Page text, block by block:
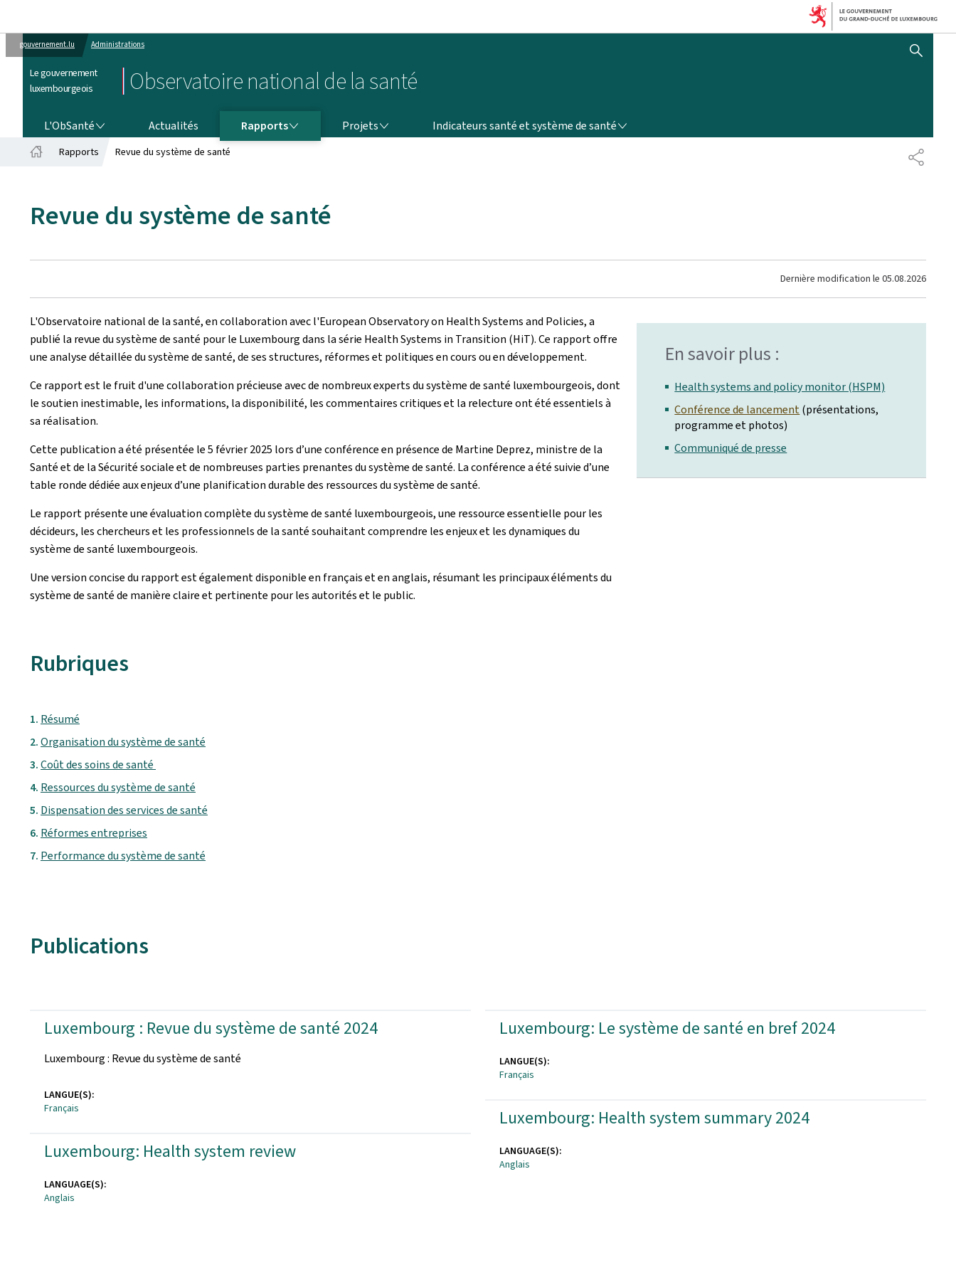
gouvernement.lu Administrations
Le gouvernement
luxembourgeois
Observatoire national de la santé
AFFICHER / MASQUER
L'ObSanté Actualités Rapports Projets Indicateurs santé et système de santé
Rapports Revue du système de santé
Revue du système de santé
Dernière modification le 05.08.2026
L'Observatoire national de la santé, en collaboration avec l'European Observatory on Health Systems and Policies, a
publié la revue du système de santé pour le Luxembourg dans la série Health Systems in Transition (HiT). Ce rapport offre
une analyse détaillée du système de santé, de ses structures, réformes et politiques en cours ou en développement.
Ce rapport est le fruit d'une collaboration précieuse avec de nombreux experts du système de santé luxembourgeois, dont
le soutien inestimable, les informations, la disponibilité, les commentaires critiques et la relecture ont été essentiels à
sa réalisation.
Cette publication a été présentée le 5 février 2025 lors d’une conférence en présence de Martine Deprez, ministre de la
Santé et de la Sécurité sociale et de nombreuses parties prenantes du système de santé. La conférence a été suivie d’une
table ronde dédiée aux enjeux d’une planification durable des ressources du système de santé.
Le rapport présente une évaluation complète du système de santé luxembourgeois, une ressource essentielle pour les
décideurs, les chercheurs et les professionnels de la santé souhaitant comprendre les enjeux et les dynamiques du
système de santé luxembourgeois.
Une version concise du rapport est également disponible en français et en anglais, résumant les principaux éléments du
système de santé de manière claire et pertinente pour les autorités et le public.
Rubriques
Résumé
Organisation du système de santé
Coût des soins de santé
Ressources du système de santé
Dispensation des services de santé
Réformes entreprises
Performance du système de santé
Publications
En savoir plus :
Health systems and policy monitor (HSPM)
Conférence de lancement(présentations,
programme et photos)
Communiqué de presse
Publications
Luxembourg : Revue du système de santé 2024
Luxembourg : Revue du système de santé
LANGUE(S):
Français
Luxembourg: Health system review
LANGUAGE(S):
Anglais
Publications
Luxembourg: Le système de santé en bref 2024
LANGUE(S):
Français
Luxembourg: Health system summary 2024
LANGUAGE(S):
Anglais